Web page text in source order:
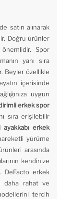
satın alınarak
Doğru ürünler
Spor
yanı sıra
Beyler özellikle
içerisinde
uygun
erkek spor
sıra erişilebilir
ayakkabı erkek
yürüme
arasında
kendinize
DeFacto erkek
daha rahat ve
tercih